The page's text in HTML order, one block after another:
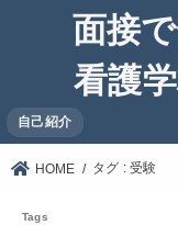
面接
看護
自己紹介
HOME タグ : 受験